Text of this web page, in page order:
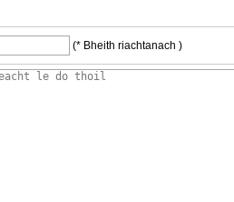
(* Bheith riachtanach )